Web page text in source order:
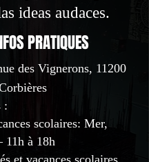
ideas audaces.
PRATIQUES
des Vignerons, 11200
:
scolaires: Mer,
11h à 18h
et vacances scolaires